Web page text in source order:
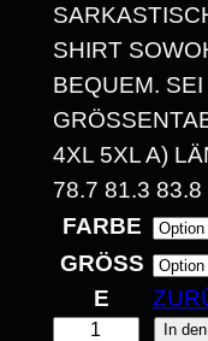
SHIRT
BEQUEM.
XL 5XL A)
8.7 81.3 83.8
FARBE
GRÖSSE
In